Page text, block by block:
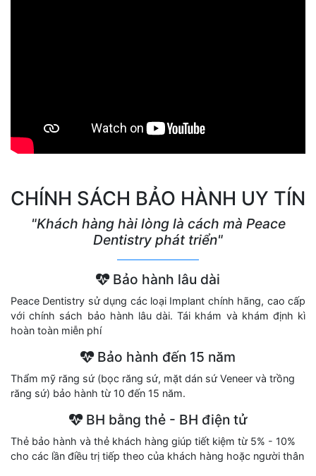
CHÍNH SÁCH BẢO HÀNH UY TÍN
"Khách hàng hài lòng là cách mà Peace
Dentistry phát triển"
Bảo hành lâu dài
Peace Dentistry sử dụng các loại Implant chính hãng, cao cấp
với chính sách bảo hành lâu dài. Tái khám và khám định kì
hoàn toàn miễn phí
Bảo hành đến 15 năm
Thẩm mỹ răng sứ (bọc răng sứ, mặt dán sứ Veneer và trồng
răng sứ) bảo hành từ 10 đến 15 năm.
BH bằng thẻ - BH điện tử
Thẻ bảo hành và thẻ khách hàng giúp tiết kiệm từ 5% - 10%
cho các lần điều trị tiếp theo của khách hàng hoặc người thân